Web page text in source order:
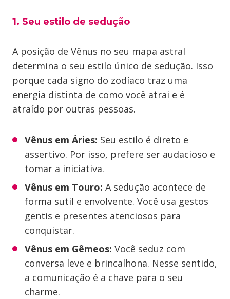
1. Seu estilo de sedução
A posição de Vênus no seu mapa astral
determina o seu estilo único de sedução. Isso
porque cada signo do zodíaco traz uma
energia distinta de como você atrai e é
atraído por outras pessoas.
Vênus em Áries: Seu estilo é direto e
assertivo. Por isso, prefere ser audacioso e
tomar a iniciativa.
Vênus em Touro: A sedução acontece de
forma sutil e envolvente. Você usa gestos
gentis e presentes atenciosos para
conquistar.
Vênus em Gêmeos: Você seduz com
conversa leve e brincalhona. Nesse sentido,
a comunicação é a chave para o seu
charme.